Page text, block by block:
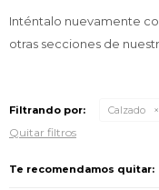
Inténtalo nuevamente
otras secciones de
Filtrando por: Calzado
Quitar filtros
Te recomendamos quitar: